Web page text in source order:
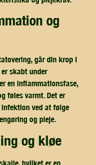
går din krop i
skabt under
en inflammationsfase,
føles varmt. Det er
ved at følge
og pleje.
og kløe
hvilket er en